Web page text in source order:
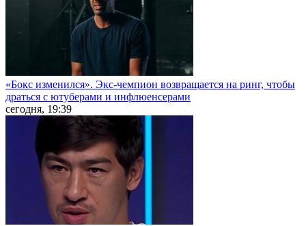
«Бокс изменился». Экс-чемпион возвращается на ринг, чтобы
драться с ютуберами и инфлюенсерами
сегодня, 19:39